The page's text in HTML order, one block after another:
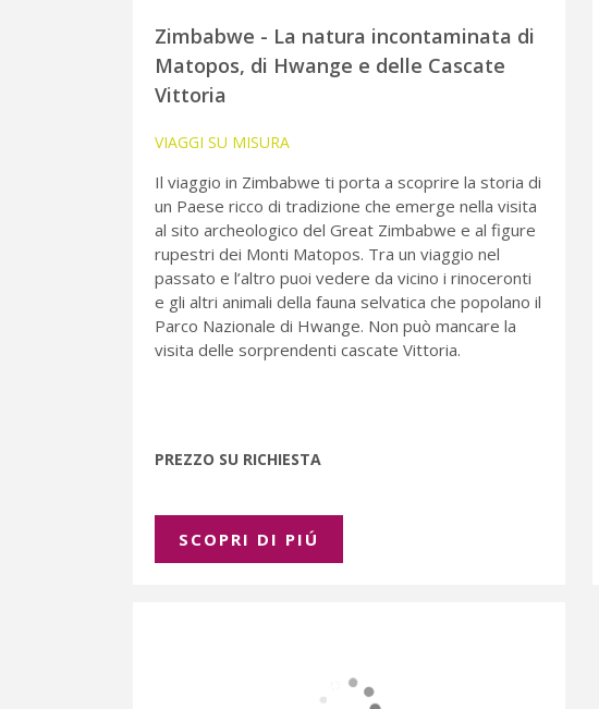
Zimbabwe - La natura incontaminata di
Matopos, di Hwange e delle Cascate
Vittoria
VIAGGI SU MISURA
Il viaggio in Zimbabwe ti porta a scoprire la storia di
un Paese ricco di tradizione che emerge nella visita
al sito archeologico del Great Zimbabwe e al figure
rupestri dei Monti Matopos. Tra un viaggio nel
passato e l’altro puoi vedere da vicino i rinoceronti
e gli altri animali della fauna selvatica che popolano il
Parco Nazionale di Hwange. Non può mancare la
visita delle sorprendenti cascate Vittoria.
PREZZO SU RICHIESTA
SCOPRI DI PIÚ